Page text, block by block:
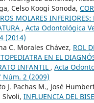
Celso Koogi Sonoda,
MOLARES
, Acta Odontológica
(2014)
C. Morales Chávez, ROL
EN EL
INFANTIL , Acta
Núm. 2 (2009)
J. Pachas M., José
Sívoli, INFLUENCIA DEL